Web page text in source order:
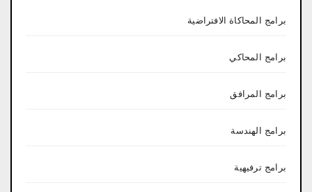
برامج المحاكاة الافتراضية
برامج المحاكي
برامج المرافق
برامج الهندسة
برامج ترفيهية